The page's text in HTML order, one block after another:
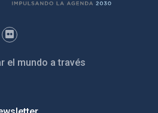
el mundo a través